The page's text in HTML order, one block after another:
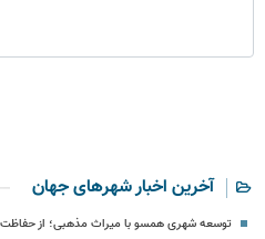
آخرین اخبار شهرهای جهان
توسعه شهری همسو با میراث مذهبی؛ از حفاظت